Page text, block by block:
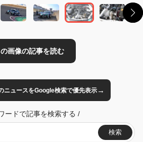
ニュースをGoogle検索で優先表示→
ードで記事を検索する /
検索